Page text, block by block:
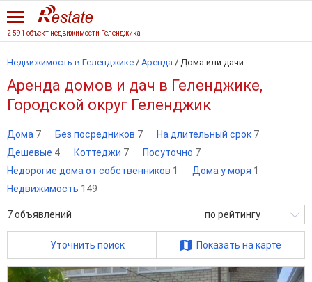
2 591 объект недвижимости Геленджика
Недвижимость в Геленджике / Аренда / Дома или дачи
Аренда домов и дач в Геленджике,
Городской округ Геленджик
Дома 7 Без посредников 7 На длительный срок 7
Дешевые 4 Коттеджи 7 Посуточно 7
Недорогие дома от собственников 1 Дома у моря 1
Недвижимость 149
7объявлений по рейтингу
Уточнить поиск Показать на карте